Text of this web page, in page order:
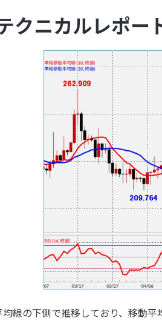
クニカルレポー
線の下側で推移しており、移動平